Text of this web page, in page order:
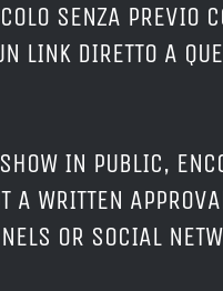
SENZA PREVIO
LINK DIRETTO A
IN PUBLIC,
A WRITTEN
OR SOCIAL